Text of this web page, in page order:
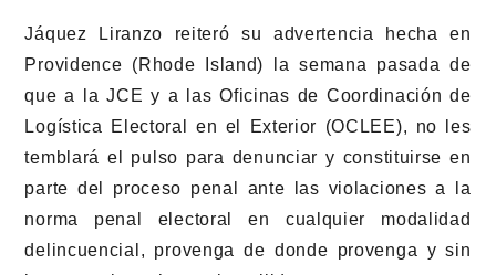
Jáquez Liranzo reiteró su advertencia hecha en
Providence (Rhode Island) la semana pasada de
que a la JCE y a las Oficinas de Coordinación de
Logística Electoral en el Exterior (OCLEE), no les
temblará el pulso para denunciar y constituirse en
parte del proceso penal ante las violaciones a la
norma penal electoral en cualquier modalidad
delincuencial, provenga de donde provenga y sin